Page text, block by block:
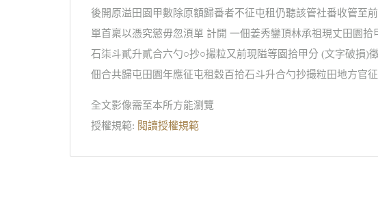
後開原溢田園甲數除原額歸番者不征屯租仍聽該管社番收管至
單首稟以憑究懲毋忽湏單 計開 一佃姜秀鑾頂林承祖現丈田園
石柒斗貳升貳合六勺○抄○撮粒又前現隘等園拾甲分 (文字破損)
佃合共歸屯田園年應征屯租穀百拾石斗升合勺抄撮粒田地方官
全文影像需至本所方能瀏覽
授權規範: 閱讀授權規範